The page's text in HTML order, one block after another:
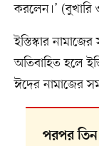
করলেন।’
ইস্তিস্কার
অতিবাহিত হলে
ঈদের নামাজের
পরপর তিন